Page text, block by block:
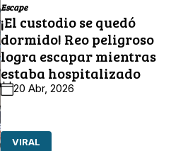
Escape
¡El custodio se quedó
dormido! Reo peligroso
logra escapar mientras
estaba hospitalizado
20 Abr, 2026
VIRAL